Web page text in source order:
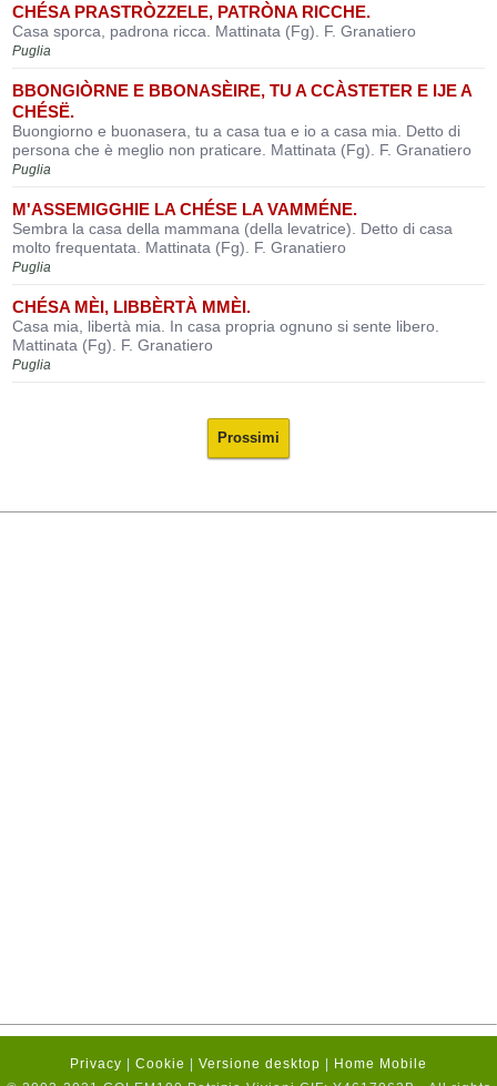
CHÉSA PRASTRÒZZELE, PATRÒNA RICCHE.
Casa sporca, padrona ricca. Mattinata (Fg). F. Granatiero
Puglia
BBONGIÒRNE E BBONASÈIRE, TU A CCÀSTETER E IJE A
CHÉSË.
Buongiorno e buonasera, tu a casa tua e io a casa mia. Detto di
persona che è meglio non praticare. Mattinata (Fg). F. Granatiero
Puglia
M'ASSEMIGGHIE LA CHÉSE LA VAMMÉNE.
Sembra la casa della mammana (della levatrice). Detto di casa
molto frequentata. Mattinata (Fg). F. Granatiero
Puglia
CHÉSA MÈI, LIBBÈRTÀ MMÈI.
Casa mia, libertà mia. In casa propria ognuno si sente libero.
Mattinata (Fg). F. Granatiero
Puglia
Prossimi
Privacy Cookie Versione desktop
Home Mobile